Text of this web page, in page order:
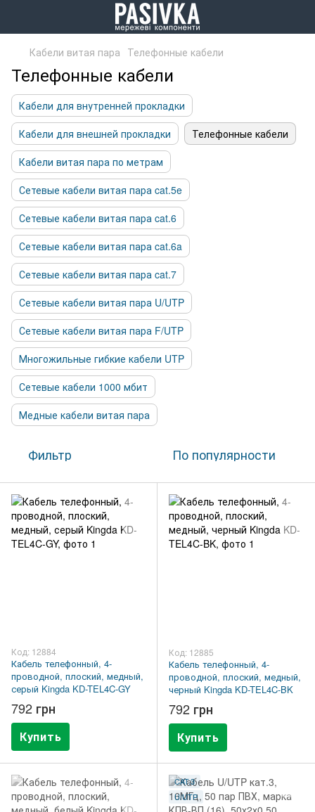
Кабели витая пара Телефонные кабели
Телефонные кабели
Кабели для внутренней прокладки
Кабели для внешней прокладки
Телефонные кабели
Кабели витая пара по метрам
Сетевые кабели витая пара cat.5e
Сетевые кабели витая пара cat.6
Сетевые кабели витая пара cat.6a
Сетевые кабели витая пара cat.7
Сетевые кабели витая пара U/UTP
Сетевые кабели витая пара F/UTP
Многожильные гибкие кабели UTP
Сетевые кабели 1000 мбит
Медные кабели витая пара
Фильтр По популярности
Код: 12884
Кабель телефонный, 4-
проводной, плоский, медный,
серый Kingda KD-TEL4C-GY
792 грн
Купить
Код: 12885
Кабель телефонный, 4-
проводной, плоский, медный,
черный Kingda KD-TEL4C-BK
792 грн
Купить
CAT.3
U/UTP